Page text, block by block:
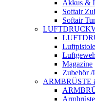
Akkus &
Softair
Softair
Magazine
Zubehör /
ARMBRÜSTE